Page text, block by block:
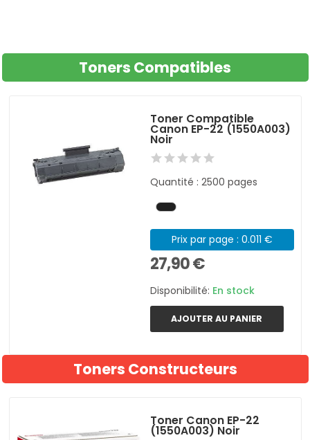
Toners Compatibles
Toner Compatible
Canon EP-22 (1550A003)
Noir
Quantité : 2500 pages
Prix par page : 0.011 €
27,90 €
Disponibilité: En stock
AJOUTER AU PANIER
Toners Constructeurs
Toner Canon EP-22
(1550A003) Noir